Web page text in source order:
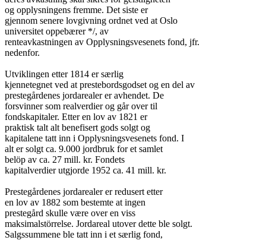
og opplysningens fremme. Det siste er
gjennom senere lovgivning ordnet ved at Oslo
universitet oppebærer */, av
renteavkastningen av Opplysningsvesenets fond, jfr.
nedenfor.
Utviklingen etter 1814 er særlig
kjennetegnet ved at prestebordsgodset og en del av
prestegårdenes jordarealer er avhendet. De
forsvinner som realverdier og går over til
fondskapitaler. Etter en lov av 1821 er
praktisk talt alt benefisert gods solgt og
kapitalene tatt inn i Opplysningsvesenets fond. I
alt er solgt ca. 9.000 jordbruk for et samlet
belöp av ca. 27 mill. kr. Fondets
kapitalverdier utgjorde 1952 ca. 41 mill. kr.
Prestegårdenes jordarealer er redusert etter
en lov av 1882 som bestemte at ingen
prestegård skulle være over en viss
maksimalstörrelse. Jordareal utover dette ble solgt.
Salgssummene ble tatt inn i et særlig fond,